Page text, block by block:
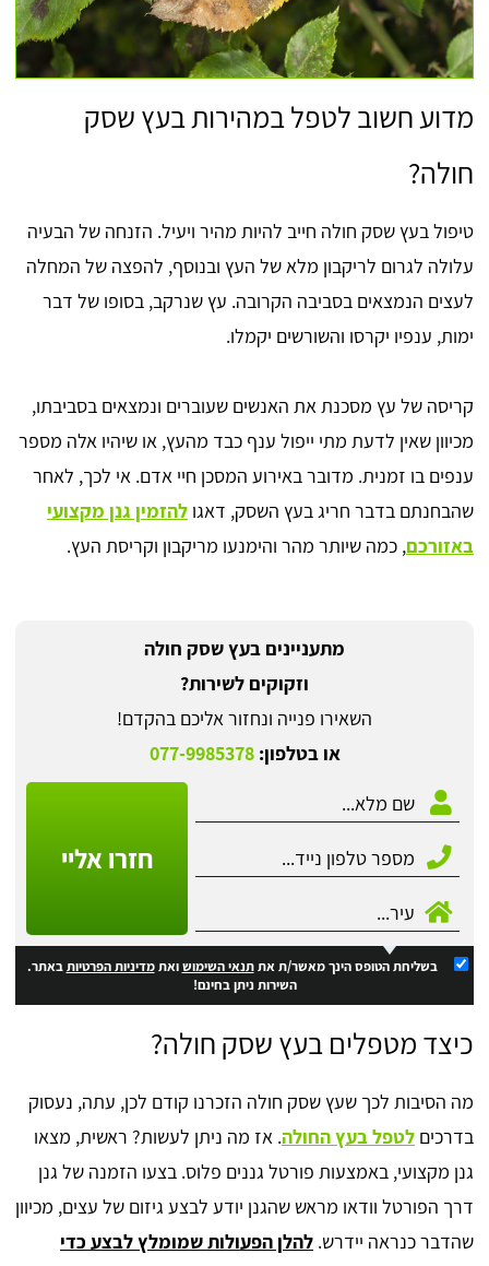
מדוע חשוב לטפל במהירות בעץ שסק
חולה?
טיפול בעץ שסק חולה חייב להיות מהיר ויעיל. הזנחה של הבעיה
עלולה לגרום לריקבון מלא של העץ ובנוסף, להפצה של המחלה
לעצים הנמצאים בסביבה הקרובה. עץ שנרקב, בסופו של דבר
ימות, ענפיו יקרסו והשורשים יקמלו.
קריסה של עץ מסכנת את האנשים שעוברים ונמצאים בסביבתו,
מכיוון שאין לדעת מתי ייפול ענף כבד מהעץ, או שיהיו אלה מספר
ענפים בו זמנית. מדובר באירוע המסכן חיי אדם. אי לכך, לאחר
שהבחנתם בדבר חריג בעץ השסק, דאגו להזמין גנן מקצועי
באזורכם, כמה שיותר מהר והימנעו מריקבון וקריסת העץ.
מתעניינים בעץ שסק חולה
וזקוקים לשירות?
השאירו פנייה ונחזור אליכם בהקדם!
או בטלפון:077-9985378
חזרו אליי
בשליחת הטופס הינך מאשר/ת אתתנאי השימושואתמדיניות הפרטיותבאתר.
השירות ניתן בחינם!
כיצד מטפלים בעץ שסק חולה?
מה הסיבות לכך שעץ שסק חולה הזכרנו קודם לכן, עתה, נעסוק
בדרכים לטפל בעץ החולה. אז מה ניתן לעשות? ראשית, מצאו
גנן מקצועי, באמצעות פורטל גננים פלוס. בצעו הזמנה של גנן
דרך הפורטל וודאו מראש שהגנן יודע לבצע גיזום של עצים, מכיוון
שהדבר כנראה יידרש. להלן הפעולות שמומלץ לבצע כדי